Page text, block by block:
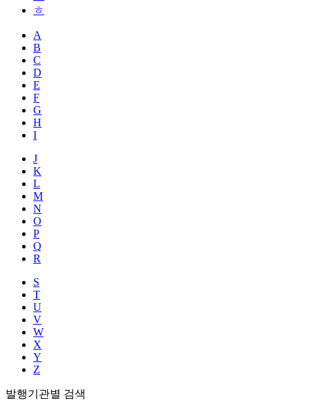
ㅎ
A
B
C
D
E
F
G
H
I
J
K
L
M
N
O
P
Q
R
S
T
U
V
W
X
Y
Z
발행기관별 검색